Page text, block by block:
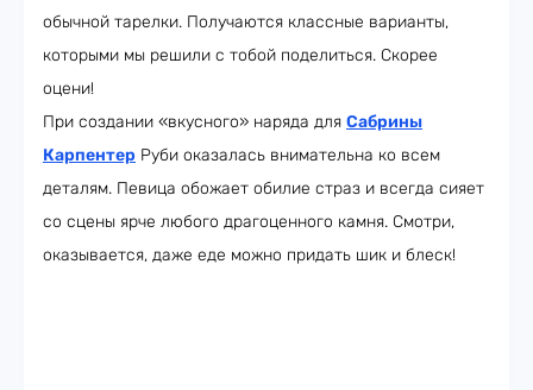
обычной тарелки. Получаются классные варианты,
которыми мы решили с тобой поделиться. Скорее
оцени!
При создании «вкусного» наряда для Сабрины
Карпентер Руби оказалась внимательна ко всем
деталям. Певица обожает обилие страз и всегда сияет
со сцены ярче любого драгоценного камня. Смотри,
оказывается, даже еде можно придать шик и блеск!